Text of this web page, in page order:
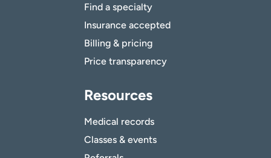
Find a specialty
Insurance accepted
Billing & pricing
Price transparency
Resources
Medical records
Classes & events